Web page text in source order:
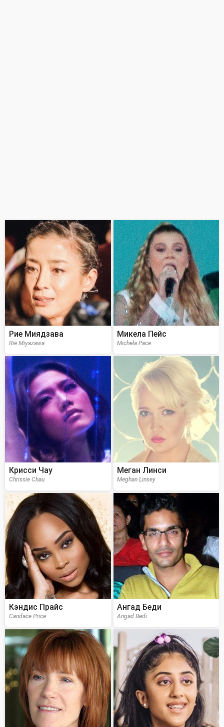
Рие Миядзава
Rie Miyazawa
Микела Пейс
Michela Pace
Крисси Чау
Chrissie Chau
Меган Линси
Meghan Linsey
Кэндис Прайс
Candace Price
Ангад Беди
Angad Bedi